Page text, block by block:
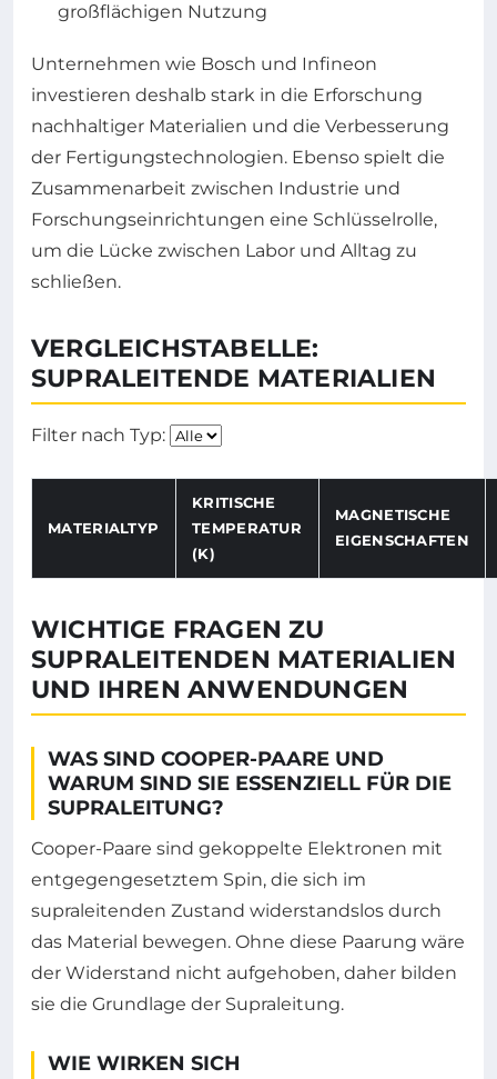
großflächigen Nutzung
Unternehmen wie Bosch und Infineon
investieren deshalb stark in die Erforschung
nachhaltiger Materialien und die Verbesserung
der Fertigungstechnologien. Ebenso spielt die
Zusammenarbeit zwischen Industrie und
Forschungseinrichtungen eine Schlüsselrolle,
um die Lücke zwischen Labor und Alltag zu
schließen.
VERGLEICHSTABELLE:
SUPRALEITENDE MATERIALIEN
Filter nach Typ:
MATERIALTYP
KRITISCHE
TEMPERATUR
(K)
MAGNETISCHE
EIGENSCHAFTEN
WICHTIGE FRAGEN ZU
SUPRALEITENDEN MATERIALIEN
UND IHREN ANWENDUNGEN
WAS SIND COOPER-PAARE UND
WARUM SIND SIE ESSENZIELL FÜR DIE
SUPRALEITUNG?
Cooper-Paare sind gekoppelte Elektronen mit
entgegengesetztem Spin, die sich im
supraleitenden Zustand widerstandslos durch
das Material bewegen. Ohne diese Paarung wäre
der Widerstand nicht aufgehoben, daher bilden
sie die Grundlage der Supraleitung.
WIE WIRKEN SICH